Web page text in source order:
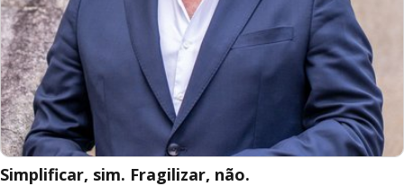
Simplificar, sim. Fragilizar, não.